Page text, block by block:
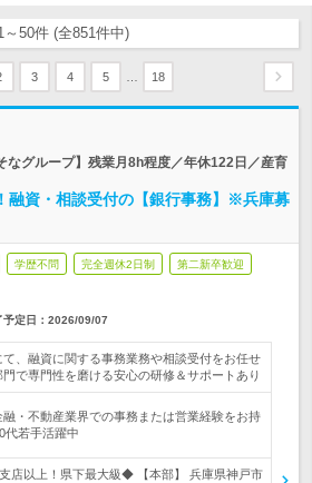
～50件 (全851件中)
3 4 5 18
なグループ】残業月8h程度／年休122日／産育
融資・相談受付の【銀行事務】※兵庫募
学歴不問 完全週休2日制 第二新卒歓迎
予定日： 2026/09/07
、融資に関する事務業務や相談受付をお任せ
で専門性を磨ける安心の研修＆サポートあり
融・不動産業界での事務または営業経験をお持
若手活躍中
店以上！県下最大級◆ 【本部】 兵庫県神戸市